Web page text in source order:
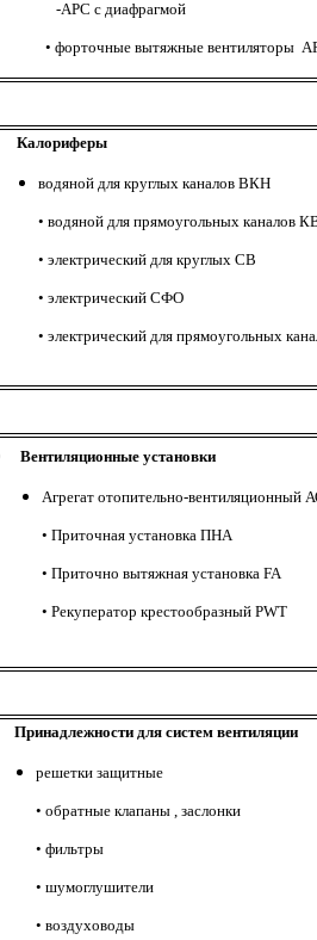
-APC с диафрагмой
• форточные вытяжные вентиляторы
Калориферы
водяной для круглых каналов ВКН
• водяной для прямоугольных каналов
• электрический для круглых СВ
• электрический СФО
• электрический для прямоугольных
Вентиляционные установки
Агрегат отопительно-вентиляционный
• Приточная установка ПНА
• Приточно вытяжная установка FA
• Рекуператор крестообразный PWT
Принадлежности для систем вентиляции
решетки защитные
• обратные клапаны , заслонки
• фильтры
• шумоглушители
• воздуховоды